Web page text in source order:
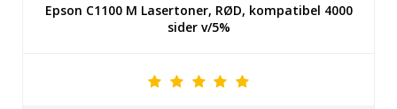
Epson C1100 M Lasertoner, RØD, kompatibel 4000
sider v/5%